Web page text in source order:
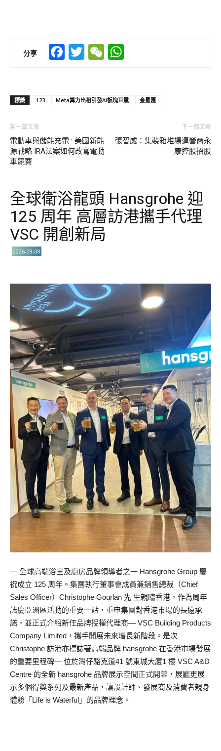
分享 Facebook
TwitterWeChat
標籤 123 Meta算力出租引發AI板塊巨震 金星匯
前一篇文章
電動車與儲能充電 : 美國新能
源戰略 IRA法案如何改寫電動
車競賽
下一篇文章
張智威：集裝箱堆場運營商永
康控股招股
全球衛浴龍頭 Hansgrohe 迎
125 周年 高層訪港攜手代理
VSC 開創新局
2026-08-08
— 全球高端浴室及廚房品牌領導者之一 Hansgrohe Group 慶
祝成立 125 周年。集團執行董事會成員兼銷售總裁（Chief
Sales Officer）Christophe Gourlan 先 生親臨香港，作為周年
誌慶亞洲區活動的重要一站，重申集團對香港市場的長遠承
諾，並正式介紹新任品牌授權代理商— VSC Building Products
Company Limited，攜手開展未來增長新階段。是次
Christophe 訪港亦標誌著高端品牌 hansgrohe 在香港市場發展
的重要里程碑— 位於灣仔駱克道41 號東城大廈1 樓 VSC A&D
Centre 的全新 hansgrohe 品牌展示空間正式開幕，展廳更展
示多個得獎系列及最新產品，讓設計師、發展商及消費者親身
體驗「Life is Waterful」的品牌理念。